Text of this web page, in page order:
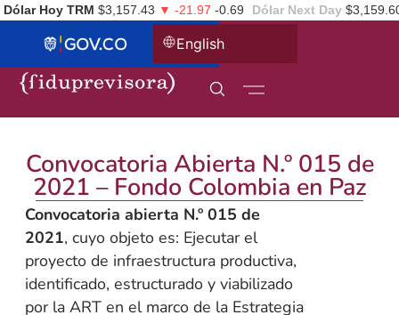
Dólar Hoy TRM $3,157.43 ▼ -21.97 -0.69 Dólar Next Day
English
Convocatoria Abierta N.º 015 de
2021 – Fondo Colombia en Paz
Convocatoria abierta N.º 015 de
2021, cuyo objeto es: Ejecutar el
proyecto de infraestructura productiva,
identificado, estructurado y viabilizado
por la ART en el marco de la Estrategia